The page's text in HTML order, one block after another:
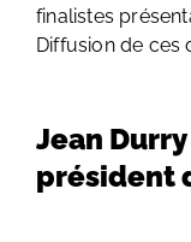
finalistes
Diffusion de ces
Jean
président